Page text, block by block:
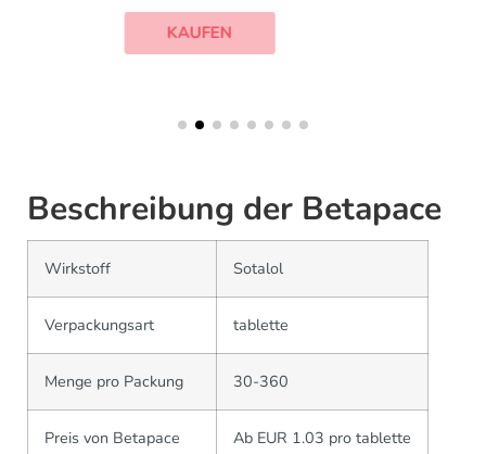
Beschreibung der Betapace
Wirkstoff Sotalol
Verpackungsart tablette
Menge pro Packung 30-360
Preis von Betapace Ab EUR 1.03 pro tablette